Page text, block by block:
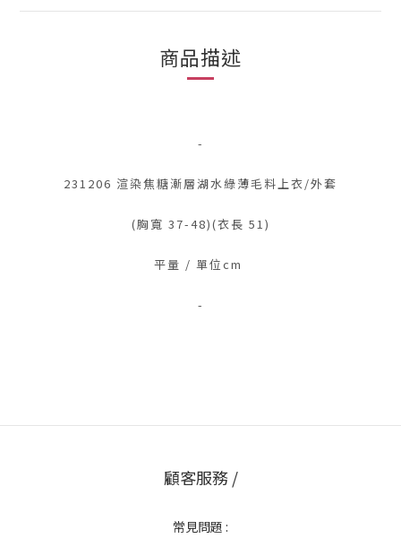
商品描述
-
231206 渲染焦糖漸層湖水綠薄毛料上衣/外套
(胸寬 37-48)(衣長 51)
平量 / 單位cm
-
顧客服務 /
常見問題 :